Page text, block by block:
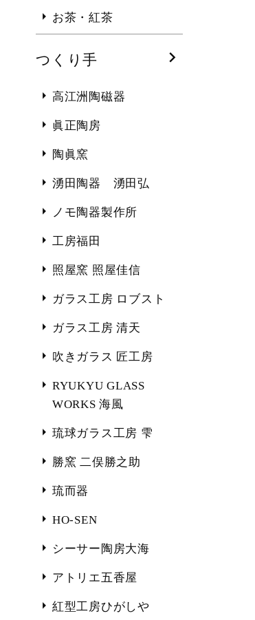
お茶・紅茶
つくり手
高江洲陶磁器
眞正陶房
陶眞窯
湧田陶器 湧田弘
ノモ陶器製作所
工房福田
照屋窯 照屋佳信
ガラス工房 ロブスト
ガラス工房 清天
吹きガラス 匠工房
RYUKYU GLASS
WORKS 海風
琉球ガラス工房 雫
勝窯 二俣勝之助
琉而器
HO-SEN
シーサー陶房大海
アトリエ五香屋
紅型工房ひがしや